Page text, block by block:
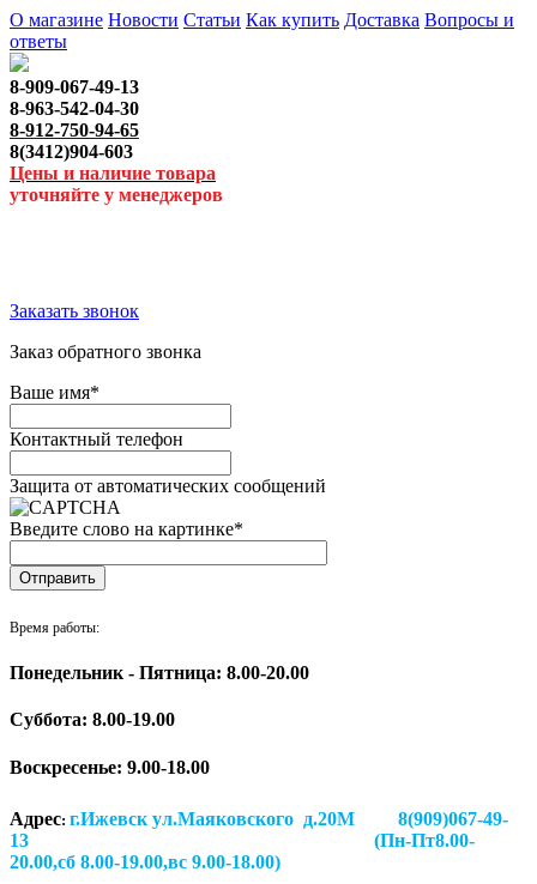
О магазине Новости Статьи Как купить Доставка Вопросы и
ответы
8-909-067-49-13
8-963-542-04-30
8-912-750-94-65
8(3412)904-603
Цены и наличие товара
уточняйте у менеджеров
Заказать звонок
Заказ обратного звонка
Ваше имя*
Контактный телефон
Защита от автоматических сообщений
Введите слово на картинке*
Время работы:
Понедельник - Пятница: 8.00-20.00
Суббота: 8.00-19.00
Воскресенье: 9.00-18.00
Адрес: г.Ижевск ул.Маяковского д.20М 8(909)067-49-
13 (Пн-Пт8.00-
20.00,сб 8.00-19.00,вс 9.00-18.00)